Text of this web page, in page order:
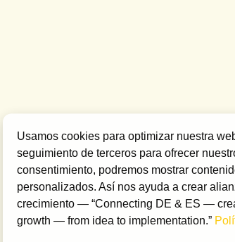
Usamos cookies para optimizar nuestra
seguimiento de terceros para ofrecer
consentimiento, podremos mostrar
personalizados. Así nos ayuda a crear
crecimiento — “Connecting DE & ES —
growth — from idea to implementation.”